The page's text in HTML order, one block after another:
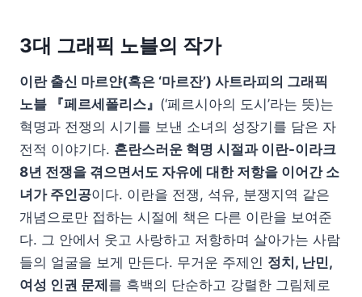
3대 그래픽 노블의 작가
이란 출신 마르얀(혹은 ‘마르잔’) 사트라피의 그래픽
노블 『페르세폴리스』 (‘페르시아의 도시’라는 뜻)는
혁명과 전쟁의 시기를 보낸 소녀의 성장기를 담은 자
전적 이야기다. 혼란스러운 혁명 시절과 이란-이라크
8년 전쟁을 겪으면서도 자유에 대한 저항을 이어간 소
녀가 주인공이다. 이란을 전쟁, 석유, 분쟁지역 같은
개념으로만 접하는 시절에 책은 다른 이란을 보여준
다. 그 안에서 웃고 사랑하고 저항하며 살아가는 사람
들의 얼굴을 보게 만든다. 무거운 주제인 정치, 난민,
여성 인권 문제 를 흑백의 단순하고 강렬한 그림체로